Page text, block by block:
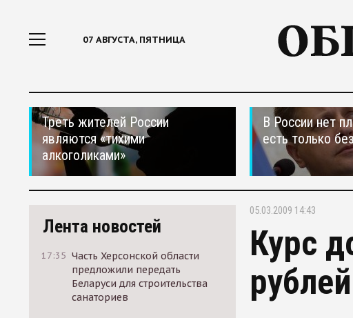
07 АВГУСТА, ПЯТНИЦА
Треть жителей России
являются «тихими
алкоголиками»
В России нет
есть только
Лента новостей
17:35 Часть Херсонской области
предложили передать
Беларуси для строительства
санаториев
05.03.2009 14:43
Курс
рублей